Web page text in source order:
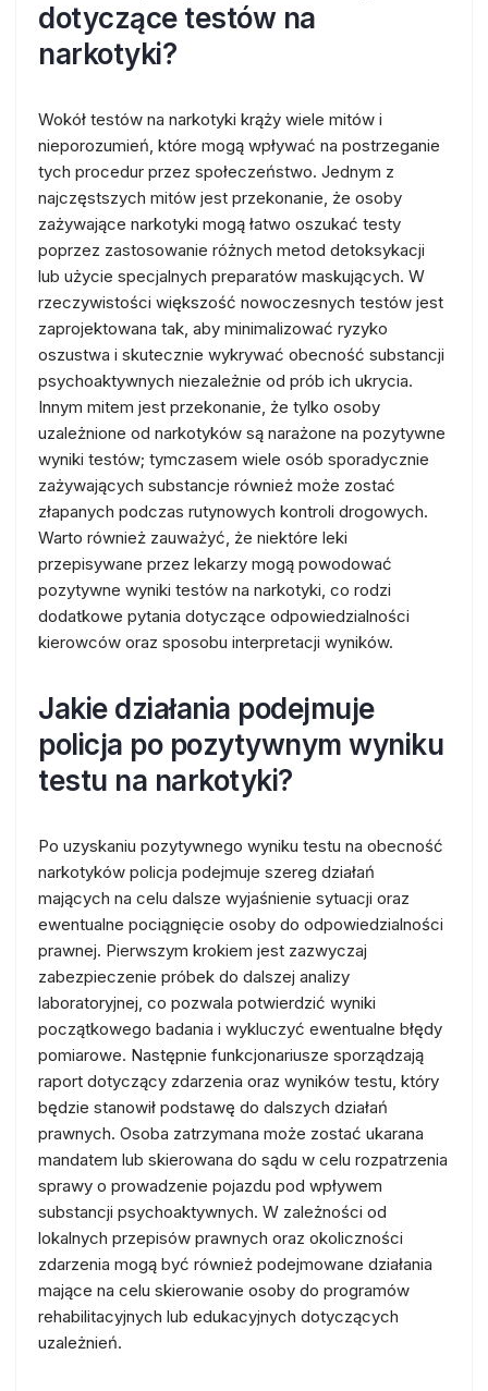
dotyczące testów na
narkotyki?
Wokół testów na narkotyki krąży wiele mitów i
nieporozumień, które mogą wpływać na postrzeganie
tych procedur przez społeczeństwo. Jednym z
najczęstszych mitów jest przekonanie, że osoby
zażywające narkotyki mogą łatwo oszukać testy
poprzez zastosowanie różnych metod detoksykacji
lub użycie specjalnych preparatów maskujących. W
rzeczywistości większość nowoczesnych testów jest
zaprojektowana tak, aby minimalizować ryzyko
oszustwa i skutecznie wykrywać obecność substancji
psychoaktywnych niezależnie od prób ich ukrycia.
Innym mitem jest przekonanie, że tylko osoby
uzależnione od narkotyków są narażone na pozytywne
wyniki testów; tymczasem wiele osób sporadycznie
zażywających substancje również może zostać
złapanych podczas rutynowych kontroli drogowych.
Warto również zauważyć, że niektóre leki
przepisywane przez lekarzy mogą powodować
pozytywne wyniki testów na narkotyki, co rodzi
dodatkowe pytania dotyczące odpowiedzialności
kierowców oraz sposobu interpretacji wyników.
Jakie działania podejmuje
policja po pozytywnym wyniku
testu na narkotyki?
Po uzyskaniu pozytywnego wyniku testu na obecność
narkotyków policja podejmuje szereg działań
mających na celu dalsze wyjaśnienie sytuacji oraz
ewentualne pociągnięcie osoby do odpowiedzialności
prawnej. Pierwszym krokiem jest zazwyczaj
zabezpieczenie próbek do dalszej analizy
laboratoryjnej, co pozwala potwierdzić wyniki
początkowego badania i wykluczyć ewentualne błędy
pomiarowe. Następnie funkcjonariusze sporządzają
raport dotyczący zdarzenia oraz wyników testu, który
będzie stanowił podstawę do dalszych działań
prawnych. Osoba zatrzymana może zostać ukarana
mandatem lub skierowana do sądu w celu rozpatrzenia
sprawy o prowadzenie pojazdu pod wpływem
substancji psychoaktywnych. W zależności od
lokalnych przepisów prawnych oraz okoliczności
zdarzenia mogą być również podejmowane działania
mające na celu skierowanie osoby do programów
rehabilitacyjnych lub edukacyjnych dotyczących
uzależnień.